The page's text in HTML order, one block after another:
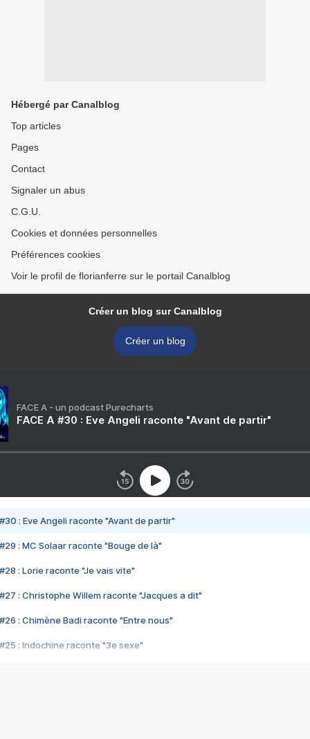
Hébergé par Canalblog
Top articles
Pages
Contact
Signaler un abus
C.G.U.
Cookies et données personnelles
Préférences cookies
Voir le profil de florianferre sur le portail Canalblog
Créer un blog sur Canalblog
Créer un blog
FACE A - un podcast Purecharts
FACE A #30 : Eve Angeli raconte "Avant de partir"
#30 : Eve Angeli raconte "Avant de partir"
#29 : MC Solaar raconte "Bouge de là"
#28 : Lorie raconte "Je vais vite"
#27 : Christophe Willem raconte "Jacques a dit"
#26 : Chimène Badi raconte "Entre nous"
#25 : Indochine raconte "3e sexe"